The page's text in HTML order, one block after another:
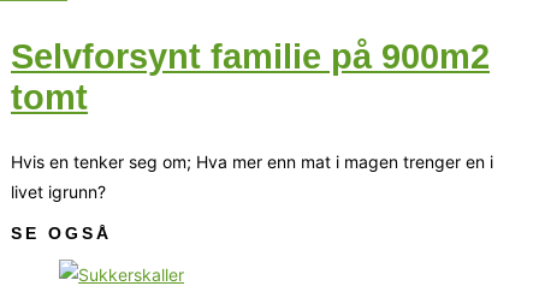
Selvforsynt familie på 900m2
tomt
Hvis en tenker seg om; Hva mer enn mat i magen trenger en i
livet igrunn?
SE OGSÅ